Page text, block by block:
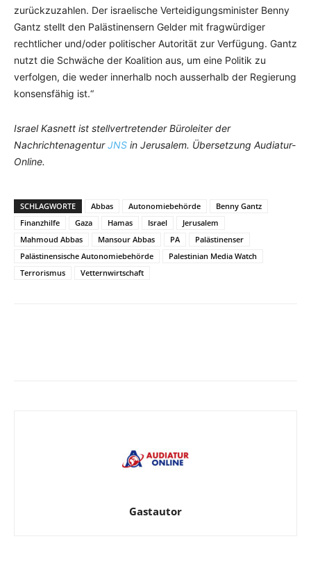
zurückzuzahlen. Der israelische Verteidigungsminister Benny
Gantz stellt den Palästinensern Gelder mit fragwürdiger
rechtlicher und/oder politischer Autorität zur Verfügung. Gantz
nutzt die Schwäche der Koalition aus, um eine Politik zu
verfolgen, die weder innerhalb noch ausserhalb der Regierung
konsensfähig ist.“
Israel Kasnett ist stellvertretender Büroleiter der
NachrichtenagenturJNS in Jerusalem. Übersetzung Audiatur-
Online.
SCHLAGWORTE Abbas Autonomiebehörde
Benny Gantz
Finanzhilfe
Gaza Hamas Israel
Jerusalem
Mahmoud Abbas
Mansour Abbas PA
Palästinenser
Palästinensische Autonomiebehörde
Palestinian Media Watch
Terrorismus
Vetternwirtschaft
Gastautor